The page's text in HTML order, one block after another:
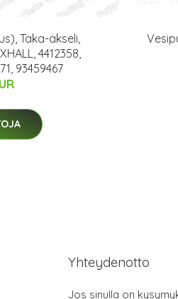
Taka-akseli,
4412358,
93459467
Yhteydenotto
Jos sinulla on